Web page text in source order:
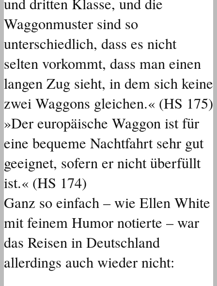
Waggonmuster sind so
unterschiedlich, dass es nicht
selten vorkommt, dass man einen
langen Zug sieht, in dem sich keine
zwei Waggons gleichen.« (HS 175)
»Der europäische Waggon ist für
eine bequeme Nachtfahrt sehr gut
geeignet, sofern er nicht überfüllt
ist.« (HS 174)
Ganz so einfach – wie Ellen White
mit feinem Humor notierte – war
das Reisen in Deutschland
allerdings auch wieder nicht: